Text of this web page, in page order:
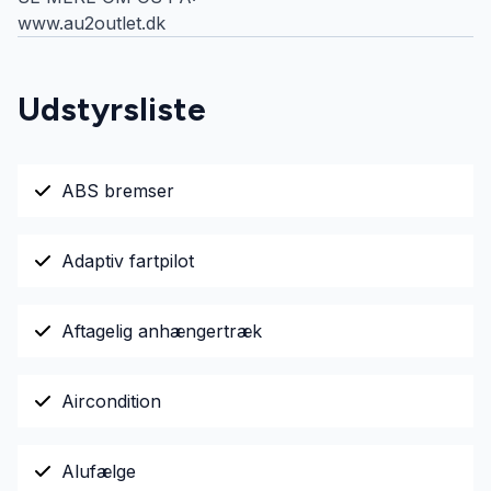
www.au2outlet.dk
Udstyrsliste
ABS bremser
Adaptiv fartpilot
Aftagelig anhængertræk
Aircondition
Alufælge